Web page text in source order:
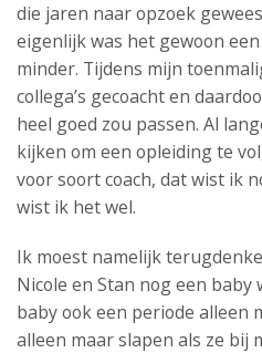
die jaren naar opzoek
eigenlijk was het gewoon
minder. Tijdens mijn
collega’s gecoacht en
heel goed zou passen. Al
kijken om een opleiding te
voor soort coach, dat wist ik
wist ik het wel.
Ik moest namelijk
Nicole en Stan nog een baby
baby ook een periode alleen
alleen maar slapen als ze bij